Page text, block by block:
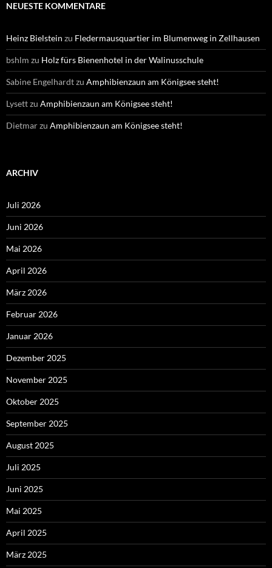
NEUESTE KOMMENTARE
Heinz Bielstein zu Fledermausquartier im Blumenweg in Zellhausen
bshlm zu Holz fürs Bienenhotel in der Walinusschule
Sabine Engelhardtzu Amphibienzaun am Königsee steht!
Lysettzu Amphibienzaun am Königsee steht!
Dietmarzu Amphibienzaun am Königsee steht!
ARCHIV
Juli 2026
Juni 2026
Mai 2026
April 2026
März 2026
Februar 2026
Januar 2026
Dezember 2025
November 2025
Oktober 2025
September 2025
August 2025
Juli 2025
Juni 2025
Mai 2025
April 2025
März 2025